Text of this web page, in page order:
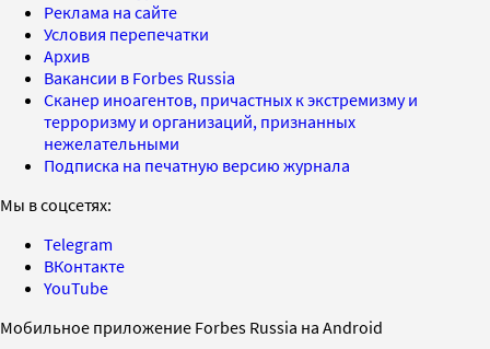
Реклама на сайте
Условия перепечатки
Архив
Вакансии в Forbes Russia
Сканер иноагентов, причастных к экстремизму и
терроризму и организаций, признанных
нежелательными
Подписка на печатную версию журнала
Мы в соцсетях:
Telegram
ВКонтакте
YouTube
Мобильное приложение Forbes Russia на Android